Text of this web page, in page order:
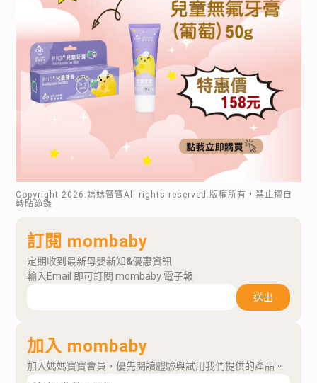
Copyright 2026 .媽媽寶寶All rights reserved.版權所有，禁止擅自
轉貼節錄
訂閱 mombaby
定期收到最新母嬰新知&優惠資訊
輸入Email 即可訂閱 mombaby 電子報
送出
加入 mombaby
加入媽媽寶寶會員，優先閱讀體驗與試用我們提供的產品。